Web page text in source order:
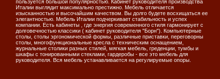
пользуется большой популярностью. Кабинет руководителя производства
Италии выглядит максимально престижно. Мебель отличается
изысканностью и высочайшим качеством. Вы долго будете восхищаться ее
элегантностью. Мебель Италии подчеркивает стабильность и успех
компании. Есть кабинеты , где энергия современного стиля гармонирует с
долговечностью классики ( кабинет руководителя "Борн"). Компьютерные
столы, столы эргономической формы, различные приставки, переговорны
столы, многофункциональные кресла с техническим оснащением,
журнальные столики разных стилей, мягкая мебель, греденции, тумбы и
шкафы с тонированными стеклами, гардеробы - все это мебель для
руководителя. Вся мебель устанавливается на регулируемые опоры.